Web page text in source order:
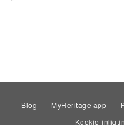
Blog MyHeritage app
Koekie-